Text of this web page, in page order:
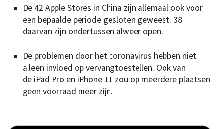
De 42 Apple Stores in China zijn allemaal ook voor
een bepaalde periode gesloten geweest. 38
daarvan zijn ondertussen alweer open.
De problemen door het coronavirus hebben niet
alleen invloed op vervangtoestellen. Ook van
de iPad Pro en iPhone 11 zou op meerdere plaatsen
geen voorraad meer zijn.